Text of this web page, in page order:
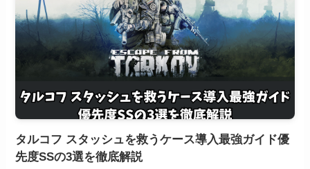
タルコフ スタッシュを救うケース導入最強ガイド優
先度SSの3選を徹底解説